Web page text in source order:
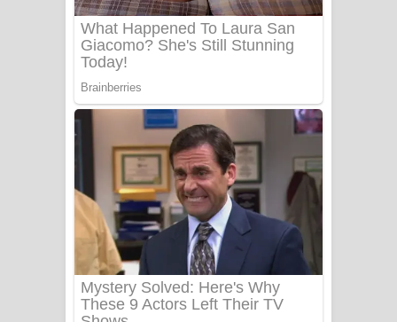
Ala purannata Song Lyrics - ආල
FEVER DREAM Lyrics - Alex Warren
BTS : Hooligan Lyrics
Apa Hamuwee Song Lyrics - අප හමුවී
ගීතයේ පද පෙළ
PATHINIYE Song Lyrics - පතිනියනේ
ගීතයේ පද පෙළ